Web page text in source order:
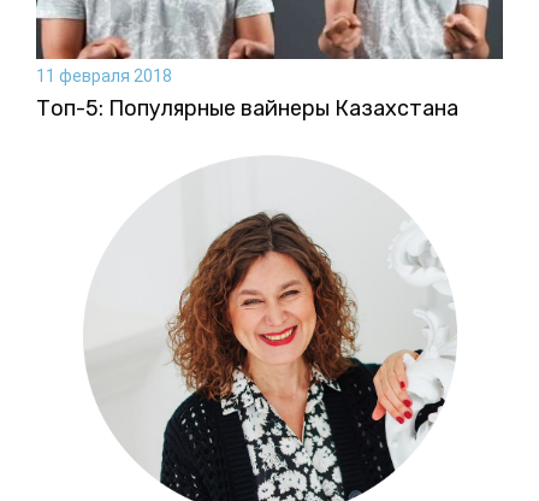
11 февраля 2018
Топ-5: Популярные вайнеры Казахстана